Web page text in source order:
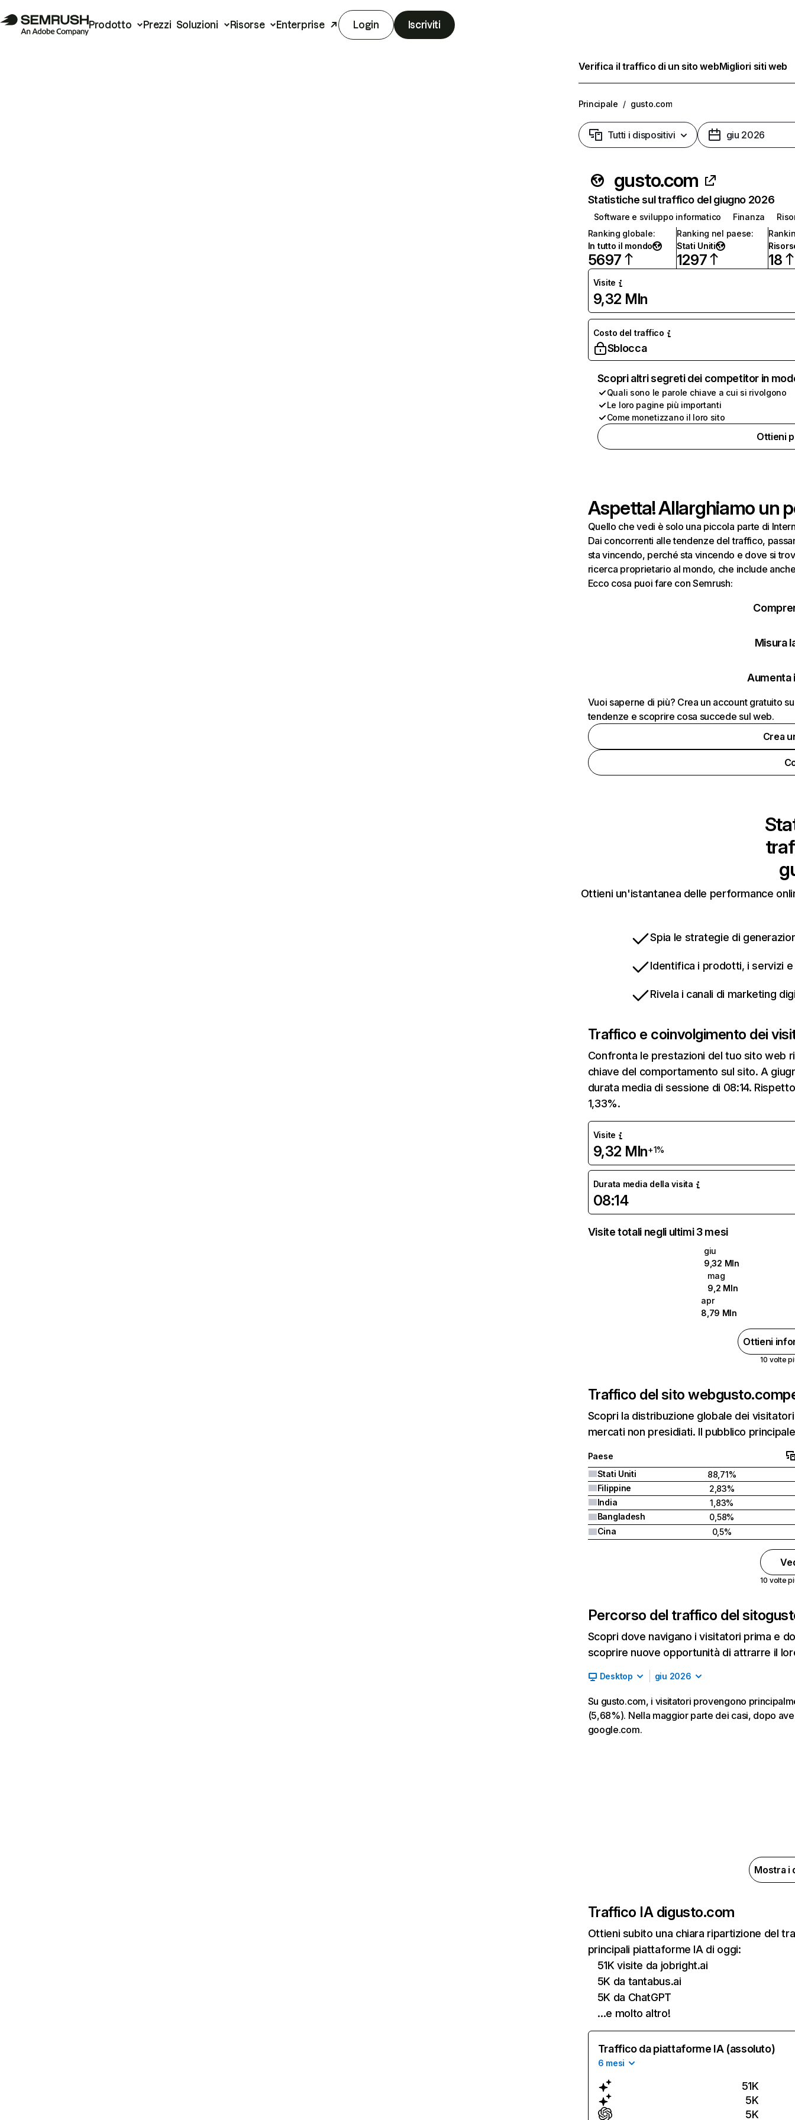
Prodotto Prezzi Soluzioni Risorse Enterprise Login Iscriviti
Verifica il traffico di un sito webMigliori siti web
Principale / gusto.com
Tutti i dispositivi giu 2026
gusto.com
Statistiche sul traffico del giugno 2026
Software e sviluppo informatico Finanza
Ranking globale:
In tutto il mondo
5697
Ranking nel paese:
Stati Uniti
1297 18
Visite
9,32 Mln
Costo del traffico
Sblocca
Scopri altri segreti dei competitor in
Quali sono le parole chiave a cui si rivolgono
Le loro pagine più importanti
Come monetizzano il loro sito
Ottieni
Aspetta! Allarghiamo un
Quello che vedi è solo una piccola parte di
Dai concorrenti alle tendenze del traffico,
sta vincendo, perché sta vincendo e dove si
ricerca proprietario al mondo, che include
Ecco cosa puoi fare con Semrush:
Misura
Aumenta
Vuoi saperne di più? Crea un account gratuito
tendenze e scoprire cosa succede sul web.
Crea
Ottieni un'istantanea delle performance
Spia le strategie di
Identifica i prodotti, i servizi
Rivela i canali di marketing
Traffico e coinvolgimento dei
Confronta le prestazioni del tuo sito web
chiave del comportamento sul sito. A
durata media di sessione di 08:14.
1,33%.
Visite
9,32 Mln+1%
Durata media della visita
08:14
Visite totali negli ultimi 3 mesi
giu
9,32 Mln
mag
9,2 Mln
apr
8,79 Mln
Ottieni
10 volte
Traffico del sito webgusto.com
Scopri la distribuzione globale dei
mercati non presidiati. Il pubblico
Paese
Stati Uniti
88,71%
Filippine
2,83%
India
1,83%
Bangladesh
0,58%
Cina
0,5%
10 volte
Percorso del traffico del sito
Scopri dove navigano i visitatori prima e
scoprire nuove opportunità di attrarre il
Desktop giu 2026
Su gusto.com, i visitatori provengono
(5,68%). Nella maggior parte dei casi, dopo
google.com.
Mostra i
Traffico IA digusto.com
Ottieni subito una chiara ripartizione del
principali piattaforme IA di oggi:
51K visite da jobright.ai
5K da tantabus.ai
5K da ChatGPT
…e molto altro!
Traffico da piattaforme IA (assoluto)
6 mesi
51K
5K
5K